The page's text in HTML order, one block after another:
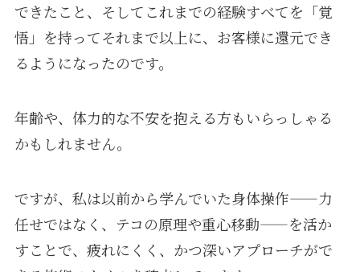
できたこと、そしてこれまでの経験すべてを「覚
悟」を持ってそれまで以上に、お客様に還元でき
るようになったのです。
年齢や、体力的な不安を抱える方もいらっしゃる
かもしれません。
ですが、私は以前から学んでいた身体操作——力
任せではなく、テコの原理や重心移動——を活か
すことで、疲れにくく、かつ深いアプローチがで